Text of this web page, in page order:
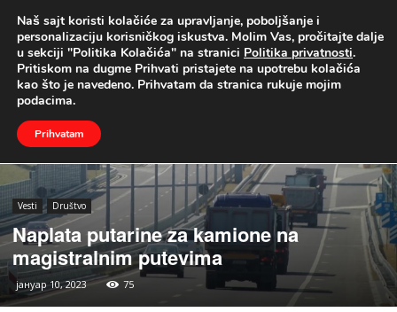
UŽIVO
Naslovna Vesti Društvo
Vesti Društvo
Naplata putarine za kamione na
magistralnim putevima
јануар 10, 2023 75
Naš sajt koristi kolačiće za upravljanje, poboljšanje i
personalizaciju korisničkog iskustva. Molim Vas, pročitajte dalje
u sekciji "Politika Kolačića" na stranici Politika privatnosti.
Pritiskom na dugme Prihvati pristajete na upotrebu kolačića
kao što je navedeno. Prihvatam da stranica rukuje mojim
podacima.
Prihvatam